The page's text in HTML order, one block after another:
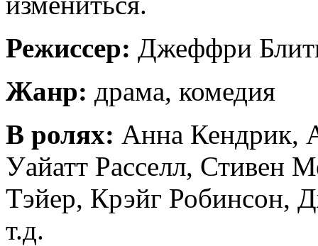
Режиссер: Джеффри
Жанр: драма, комедия
В ролях: Анна Кендрик,
Уайатт Расселл, Стивен
Тэйер, Крэйг Робинсон,
т.д.